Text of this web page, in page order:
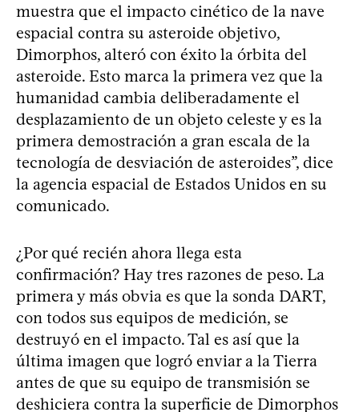
muestra que el impacto cinético de la nave
espacial contra su asteroide objetivo,
Dimorphos, alteró con éxito la órbita del
asteroide. Esto marca la primera vez que la
humanidad cambia deliberadamente el
desplazamiento de un objeto celeste y es la
primera demostración a gran escala de la
tecnología de desviación de asteroides”, dice
la agencia espacial de Estados Unidos en su
comunicado.
¿Por qué recién ahora llega esta
confirmación? Hay tres razones de peso. La
primera y más obvia es que la sonda DART,
con todos sus equipos de medición, se
destruyó en el impacto. Tal es así que la
última imagen que logró enviar a la Tierra
antes de que su equipo de transmisión se
deshiciera contra la superficie de Dimorphos